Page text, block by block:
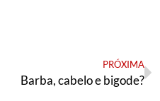
PRÓXIMA
Barba, cabelo e bigode?